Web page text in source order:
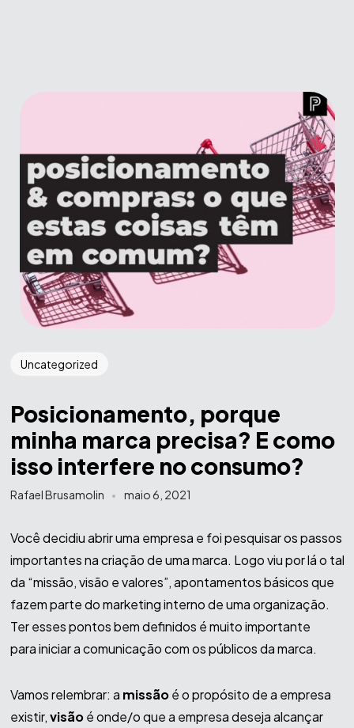
Uncategorized
Posicionamento, porque
minha marca precisa? E como
isso interfere no consumo?
Rafael Brusamolin maio 6, 2021
Você decidiu abrir uma empresa e foi pesquisar os passos
importantes na criação de uma marca. Logo viu por lá o tal
da “missão, visão e valores”, apontamentos básicos que
fazem parte do marketing interno de uma organização.
Ter esses pontos bem definidos é muito importante
para iniciar a comunicação com os públicos da marca.
Vamos relembrar: a missãoé o propósito de a empresa
existir,visãoé onde/o que a empresa deseja alcançar